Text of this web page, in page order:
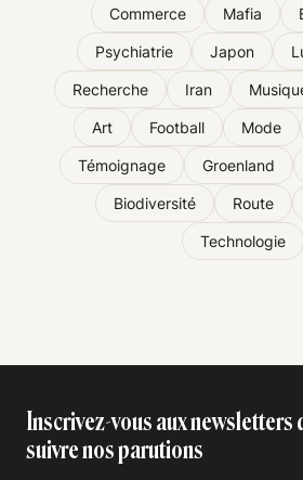
Commerce Mafia
Psychiatrie Japon
Recherche Iran
Art Football Mode
Témoignage Groenland
Biodiversité Route
Technologie
Inscrivez-vous aux newsletters
suivre nos parutions